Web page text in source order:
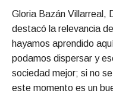
Gloria Bazán Villarreal,
destacó la relevancia
hayamos aprendido
podamos dispersar y
sociedad mejor; si no
este momento es un